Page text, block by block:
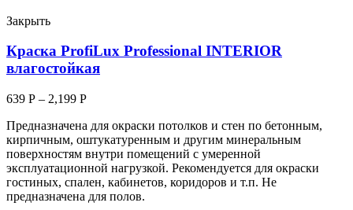
Закрыть
Краска ProfiLux Professional INTERIOR
влагостойкая
639 Р – 2,199 Р
Предназначена для окраски потолков и стен по бетонным,
кирпичным, оштукатуренным и другим минеральным
поверхностям внутри помещений с умеренной
эксплуатационной нагрузкой. Рекомендуется для окраски
гостиных, спален, кабинетов, коридоров и т.п. Не
предназначена для полов.